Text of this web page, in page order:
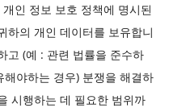
인 정보 보호 정책에 명시된
하의 개인 데이터를 보유합니
고 (예 : 관련 법률을 준수하
야하는 경우) 분쟁을 해결하
시행하는 데 필요한 범위까